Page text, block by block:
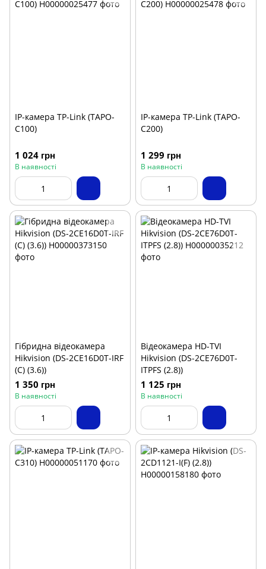
IP-камера TP-Link (TAPO-
C100)
1 024 грн
В наявності
IP-камера TP-Link (TAPO-
C200)
1 299 грн
В наявності
Гібридна відеокамера
Hikvision (DS-2CE16D0T-IRF
(C) (3.6))
1 350 грн
В наявності
Відеокамера HD-TVI
Hikvision (DS-2CE76D0T-
ITPFS (2.8))
1 125 грн
В наявності